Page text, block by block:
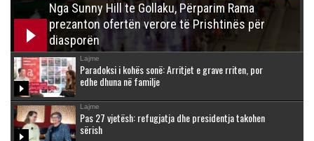
Nga Sunny Hill te Gollaku, Përparim Rama
prezanton ofertën verore të Prishtinës për
diasporën
Lajme
Paradoksi i kohës sonë: Arritjet e grave rriten, por
edhe dhuna në familje
Lajme
Pas 27 vjetësh: refugjatja dhe presidentja takohen
sërish